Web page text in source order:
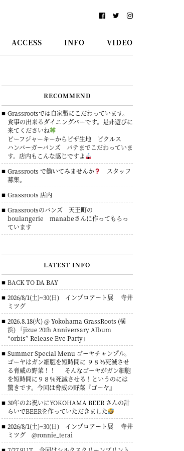
ACCESS INFO VIDEO
RECOMMEND
Grassrootsでは自家製にこだわっています。
食事の出来るダイニングバーです。是非遊びに
来てくださいね
ビーフジャーキーからピザ生地 ピクルス
ハンバーガーバンズ パテまでこだわっていま
す。店内もこんな感じですよ
Grassroots で働いてみませんか
スタッフ
募集。
Grassroots 店内
Grassrootsのバンズ 天王町の
boulangerie manabeさんに作ってもらっ
ています
LATEST INFO
BACK TO DA BAY
2026/8/1(土)~30(日) インプロアート展 寺井
ミツグ
2026.8.18(火) @ Yokohama GrassRoots (横
浜) 「jizue 20th Anniversary Album
“orbis” Release Eve Party」
Summer Special Menu ゴーヤチャンプル。
ゴーヤはガン細胞を短時間に ９８％死滅させ
る脅威の野菜！！ そんなゴーヤがガン細胞
を短時間に９８％死滅させる！というのには
驚きです。今回は脅威の野菜『ゴーヤ』
30年のお祝いにYOKOHAMA BEER さんの計
らいでBEERを作っていただきました
2026/8/1(土)~30(日) インプロアート展 寺井
ミツグ @ronnie_terai